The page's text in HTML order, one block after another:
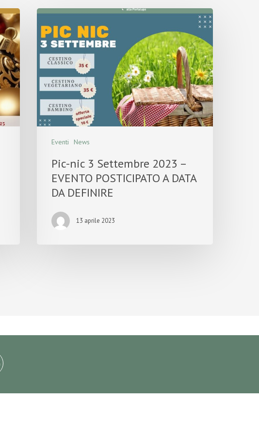
Eventi News
Pic-nic 3 Settembre 2023 –
EVENTO POSTICIPATO A DATA
DA DEFINIRE
13 aprile 2023